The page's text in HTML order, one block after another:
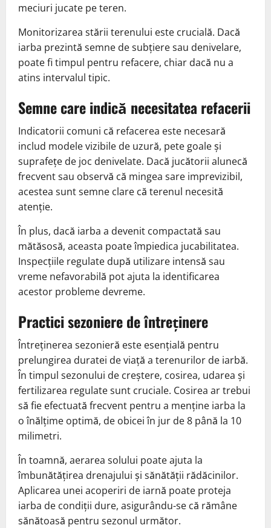
meciuri jucate pe teren.
Monitorizarea stării terenului este crucială. Dacă
iarba prezintă semne de subțiere sau denivelare,
poate fi timpul pentru refacere, chiar dacă nu a
atins intervalul tipic.
Semne care indică necesitatea refacerii
Indicatorii comuni că refacerea este necesară
includ modele vizibile de uzură, pete goale și
suprafețe de joc denivelate. Dacă jucătorii alunecă
frecvent sau observă că mingea sare imprevizibil,
acestea sunt semne clare că terenul necesită
atenție.
În plus, dacă iarba a devenit compactată sau
mătăsosă, aceasta poate împiedica jucabilitatea.
Inspecțiile regulate după utilizare intensă sau
vreme nefavorabilă pot ajuta la identificarea
acestor probleme devreme.
Practici sezoniere de întreținere
Întreținerea sezonieră este esențială pentru
prelungirea duratei de viață a terenurilor de iarbă.
În timpul sezonului de creștere, cosirea, udarea și
fertilizarea regulate sunt cruciale. Cosirea ar trebui
să fie efectuată frecvent pentru a menține iarba la
o înălțime optimă, de obicei în jur de 8 până la 10
milimetri.
În toamnă, aerarea solului poate ajuta la
îmbunătățirea drenajului și sănătății rădăcinilor.
Aplicarea unei acoperiri de iarnă poate proteja
iarba de condiții dure, asigurându-se că rămâne
sănătoasă pentru sezonul următor.